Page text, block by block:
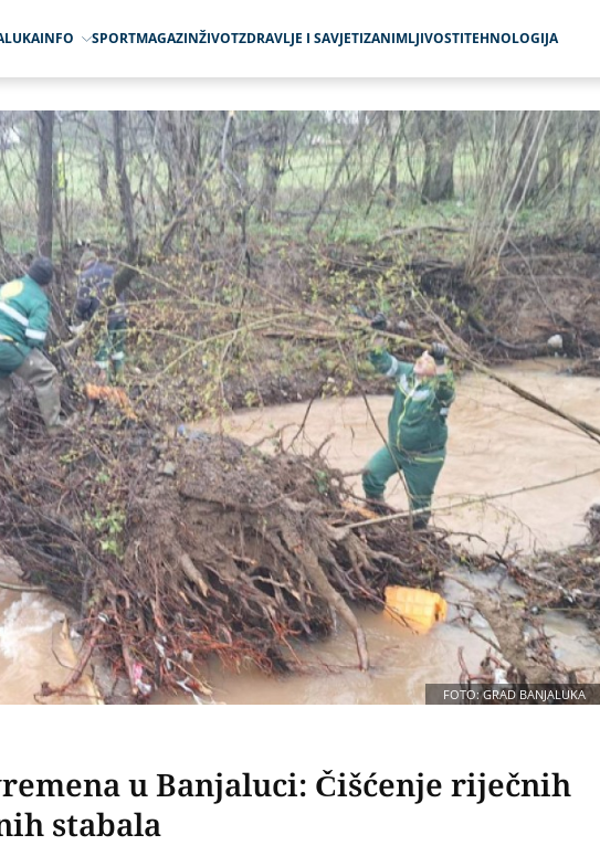
INFO SPORTMAGAZINŽIVOTZDRAVLJE I SAVJETIZANIMLJIVOSTITEHNOLOGIJA
FOTO: GRAD BANJALUKA
u Banjaluci: Čišćenje riječnih
stabala